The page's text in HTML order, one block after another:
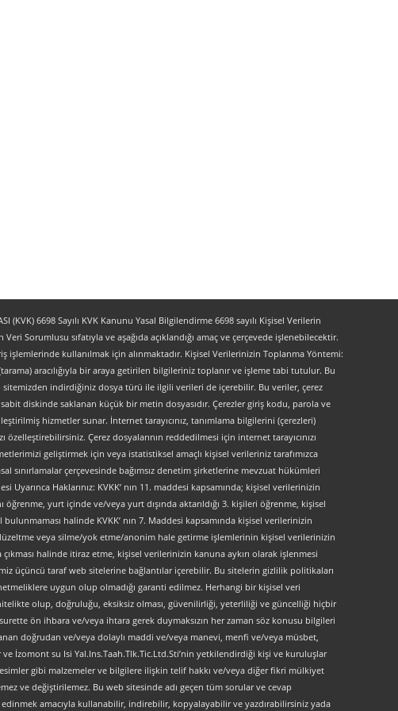
6698 Sayılı KVK Kanunu Yasal Bilgilendirme 6698 sayılı Kişisel Verilerin
Sorumlusu sıfatıyla ve aşağıda açıklandığı amaç ve çerçevede işlenebilecektir.
işlemlerinde kullanılmak için alınmaktadır. Kişisel Verilerinizin Toplanma Yöntemi:
aracılığıyla bir araya getirilen bilgileriniz toplanır ve işleme tabi tutulur. Bu
sitemizden indirdiğiniz dosya türü ile ilgili verileri de içerebilir. Bu veriler, çerez
sabit diskinde saklanan küçük bir metin dosyasıdır. Çerezler giriş kodu, parola ve
hizmetler sunar. İnternet tarayıcınız, tanımlama bilgilerini (çerezleri)
Çerez dosyalarının reddedilmesi için internet tarayıcınızı
geliştirmek için veya istatistiksel amaçlı kişisel verileriniz tarafımızca
sınırlamalar çerçevesinde bağımsız denetim şirketlerine mevzuat hükümleri
Haklarınız: KVKK’ nın 11. maddesi kapsamında; kişisel verilerinizin
yurt içinde ve/veya yurt dışında aktarıldığı 3. kişileri öğrenme, kişisel
halinde KVKK’ nın 7. Maddesi kapsamında kişisel verilerinizin
veya silme/yok etme/anonim hale getirme işlemlerinin kişisel verilerinizin
halinde itiraz etme, kişisel verilerinizin kanuna aykırı olarak işlenmesi
üçüncü taraf web sitelerine bağlantılar içerebilir. Bu sitelerin gizlilik politikaları
uygun olup olmadığı garanti edilmez. Herhangi bir kişisel veri
olup, doğruluğu, eksiksiz olması, güvenilirliği, yeterliliği ve güncelliği hiçbir
ön ihbara ve/veya ihtara gerek duymaksızın her zaman söz konusu bilgileri
doğrudan ve/veya dolaylı maddi ve/veya manevi, menfi ve/veya müsbet,
İzomont su Isi Yal.Ins.Taah.Tlk.Tic.Ltd.Sti’nin yetkilendirdiği kişi ve kuruluşlar
gibi malzemeler ve bilgilere ilişkin telif hakkı ve/veya diğer fikri mülkiyet
ve değiştirilemez. Bu web sitesinde adı geçen tüm sorular ve cevap
amacıyla kullanabilir, indirebilir, kopyalayabilir ve yazdırabilirsiniz yada